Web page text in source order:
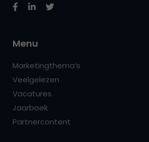
Menu
Marketingthema’s
Veelgelezen
Vacatures
Jaarboek
Partnercontent